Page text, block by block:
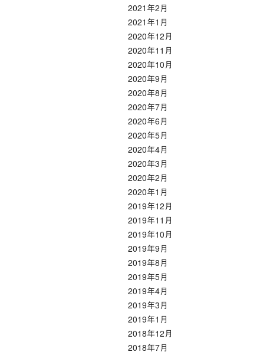
2021年2月
2021年1月
2020年12月
2020年11月
2020年10月
2020年9月
2020年8月
2020年7月
2020年6月
2020年5月
2020年4月
2020年3月
2020年2月
2020年1月
2019年12月
2019年11月
2019年10月
2019年9月
2019年8月
2019年5月
2019年4月
2019年3月
2019年1月
2018年12月
2018年7月